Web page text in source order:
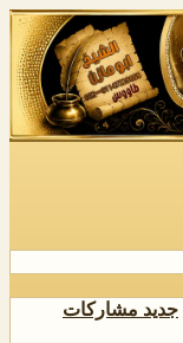
جديد مشاركات